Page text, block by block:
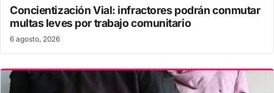
Concientización Vial: infractores podrán conmutar
multas leves por trabajo comunitario
6 agosto, 2026